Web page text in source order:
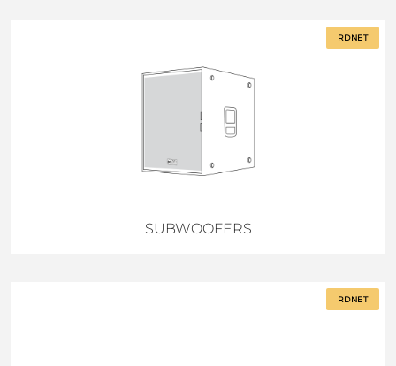
RDNET
SUBWOOFERS
RDNET